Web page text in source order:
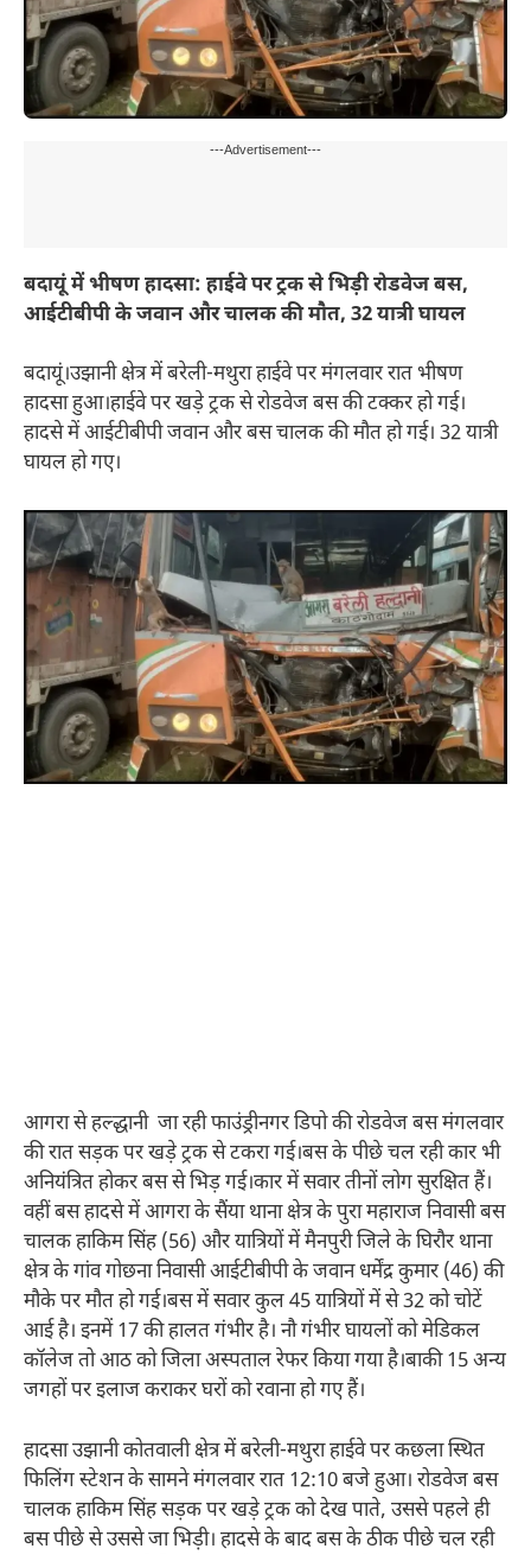
---Advertisement---
बदायूं में भीषण हादसा: हाईवे पर ट्रक से भिड़ी रोडवेज बस,
आईटीबीपी के जवान और चालक की मौत, 32 यात्री घायल
बदायूं।उझानी क्षेत्र में बरेली-मथुरा हाईवे पर मंगलवार रात भीषण
हादसा हुआ।हाईवे पर खड़े ट्रक से रोडवेज बस की टक्कर हो गई।
हादसे में आईटीबीपी जवान और बस चालक की मौत हो गई। 32 यात्री
घायल हो गए।
आगरा से हल्द्धानी जा रही फाउंड्रीनगर डिपो की रोडवेज बस मंगलवार
की रात सड़क पर खड़े ट्रक से टकरा गई।बस के पीछे चल रही कार भी
अनियंत्रित होकर बस से भिड़ गई।कार में सवार तीनों लोग सुरक्षित हैं।
वहीं बस हादसे में आगरा के सैंया थाना क्षेत्र के पुरा महाराज निवासी बस
चालक हाकिम सिंह (56) और यात्रियों में मैनपुरी जिले के घिरौर थाना
क्षेत्र के गांव गोछना निवासी आईटीबीपी के जवान धर्मेंद्र कुमार (46) की
मौके पर मौत हो गई।बस में सवार कुल 45 यात्रियों में से 32 को चोटें
आई है। इनमें 17 की हालत गंभीर है। नौ गंभीर घायलों को मेडिकल
कॉलेज तो आठ को जिला अस्पताल रेफर किया गया है।बाकी 15 अन्य
जगहों पर इलाज कराकर घरों को रवाना हो गए हैं।
हादसा उझानी कोतवाली क्षेत्र में बरेली-मथुरा हाईवे पर कछला स्थित
फिलिंग स्टेशन के सामने मंगलवार रात 12:10 बजे हुआ। रोडवेज बस
चालक हाकिम सिंह सड़क पर खड़े ट्रक को देख पाते, उससे पहले ही
बस पीछे से उससे जा भिड़ी। हादसे के बाद बस के ठीक पीछे चल रही